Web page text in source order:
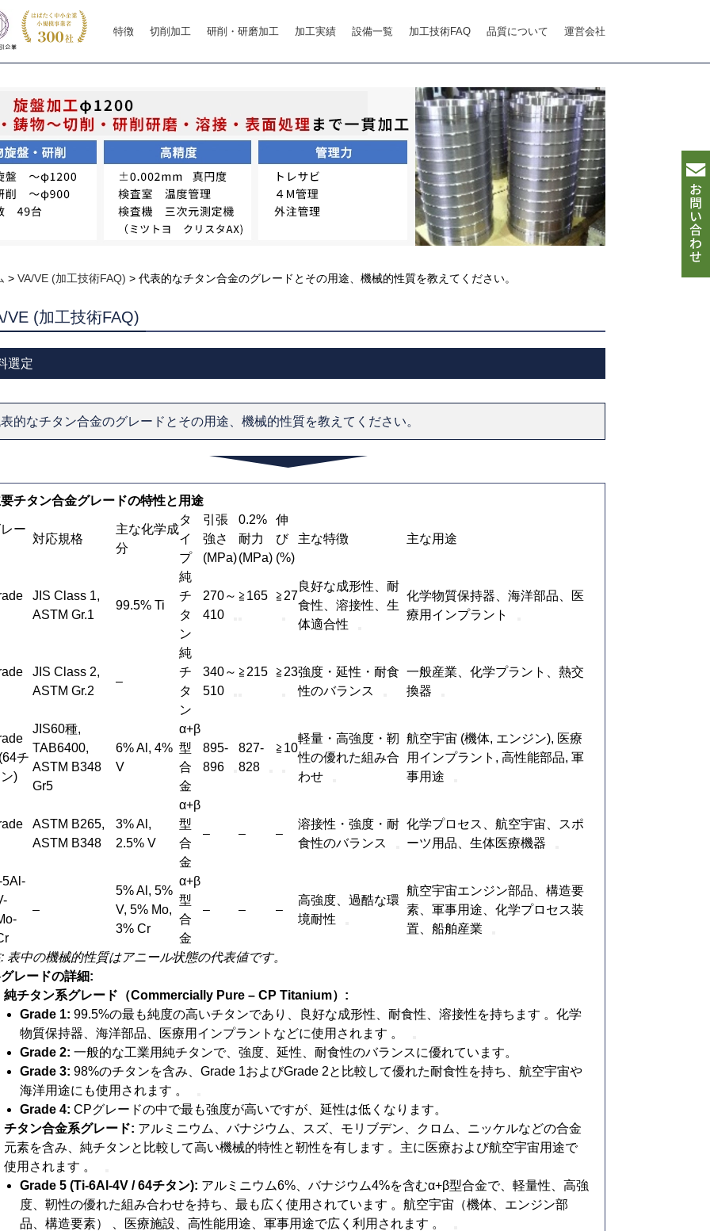
特徴 切削加工 研削・研磨加工 加工実績 設備一覧 加工技術FAQ 品質について 運営会社
> VA/VE (加工技術FAQ) > 代表的なチタン合金のグレードとその用途、機械的性質を教えてください。
VE (加工技術FAQ)
選定
的なチタン合金のグレードとその用途、機械的性質を教えてください。
チタン合金グレードの特性と用途
ー
対応規格
主な化学成
分
タ
イ
プ
引張
強さ
(MPa)
0.2%
耐力
(MPa)
伸
び
(%)
主な特徴 主な用途
JIS Class 1,
ASTM Gr.1
99.5% Ti
純
チ
タ
ン
270～
410
≧165 ≧27
良好な成形性、耐
食性、溶接性、生
体適合性
化学物質保持器、海洋部品、医
療用インプラント
JIS Class 2,
ASTM Gr.2
–
純
チ
タ
ン
340～
510
≧215 ≧23強度・延性・耐食
性のバランス
一般産業、化学プラント、熱交
換器
チ
)
JIS60種,
TAB6400,
ASTM B348
Gr5
6% Al, 4%
V
α+β
型
合
金
895-
896
827-
828
≧10
軽量・高強度・靭
性の優れた組み合
わせ
航空宇宙 (機体, エンジン), 医療
用インプラント, 高性能部品, 軍
事用途
ASTM B265,
ASTM B348
3% Al,
2.5% V
α+β
型
合
金
– – –
溶接性・強度・耐
食性のバランス
化学プロセス、航空宇宙、スポ
ーツ用品、生体医療機器
5Al-
–
5% Al, 5%
V, 5% Mo,
3% Cr
α+β
型
合
金
– – –
高強度、過酷な環
境耐性
航空宇宙エンジン部品、構造要
素、軍事用途、化学プロセス装
置、船舶産業
表中の機械的性質はアニール状態の代表値です。
レードの詳細:
純チタン系グレード（Commercially Pure – CP Titanium）:
Grade 1: 99.5%の最も純度の高いチタンであり、良好な成形性、耐食性、溶接性を持ちます 。化学
物質保持器、海洋部品、医療用インプラントなどに使用されます 。
Grade 2: 一般的な工業用純チタンで、強度、延性、耐食性のバランスに優れています。
Grade 3: 98%のチタンを含み、Grade 1およびGrade 2と比較して優れた耐食性を持ち、航空宇宙や
海洋用途にも使用されます 。
Grade 4: CPグレードの中で最も強度が高いですが、延性は低くなります。
チタン合金系グレード: アルミニウム、バナジウム、スズ、モリブデン、クロム、ニッケルなどの合金
元素を含み、純チタンと比較して高い機械的特性と靭性を有します 。主に医療および航空宇宙用途で
使用されます 。
Grade 5 (Ti-6Al-4V / 64チタン): アルミニウム6%、バナジウム4%を含むα+β型合金で、軽量性、高強
度、靭性の優れた組み合わせを持ち、最も広く使用されています 。航空宇宙（機体、エンジン部
品、構造要素） 、医療施設、高性能用途、軍事用途で広く利用されます 。